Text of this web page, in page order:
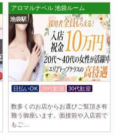
アロマルナベル 池袋ルーム
池袋駅
日払いOK 20代歓迎
30代歓迎
数多くのお店からお選びご覧頂き有
難う御座います。面接前や入店前で
もご…